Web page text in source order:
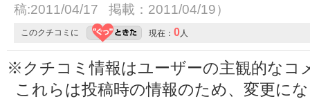
稿:2011/04/17 掲載：2011/04/19）
このクチコミに 現在： 0人
※クチコミ情報はユーザーの主観的なコ
これらは投稿時の情報のため、変更に